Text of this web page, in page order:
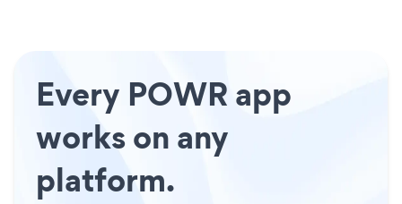
Every POWR app
works on any
platform.